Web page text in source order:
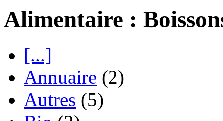
Alimentaire :
[...]
Annuaire (2)
Autres (5)